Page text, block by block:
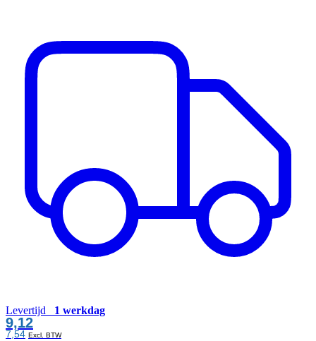
Levertijd 1 werkdag
9,12
7,54